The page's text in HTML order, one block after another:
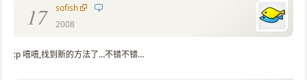
17
sofish
2008
:p 嘻嘻,找到新的方法了…不错不错…